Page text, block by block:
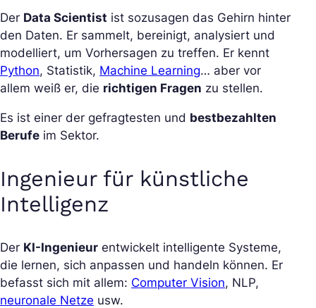
Der Data Scientist ist sozusagen das Gehirn hinter
den Daten. Er sammelt, bereinigt, analysiert und
modelliert, um Vorhersagen zu treffen. Er kennt
Python, Statistik, Machine Learning… aber vor
allem weiß er, die richtigen Fragen zu stellen.
Es ist einer der gefragtesten und bestbezahlten
Berufe im Sektor.
Ingenieur für künstliche
Intelligenz
Der KI-Ingenieur entwickelt intelligente Systeme,
die lernen, sich anpassen und handeln können. Er
befasst sich mit allem: Computer Vision, NLP,
neuronale Netze usw.